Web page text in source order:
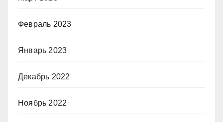
Февраль 2023
Январь 2023
Декабрь 2022
Ноябрь 2022